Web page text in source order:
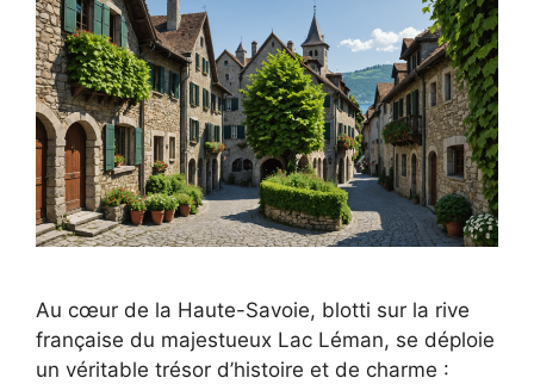
Au cœur de la Haute-Savoie, blotti sur la rive
française du majestueux Lac Léman, se déploie
un véritable trésor d’histoire et de charme :